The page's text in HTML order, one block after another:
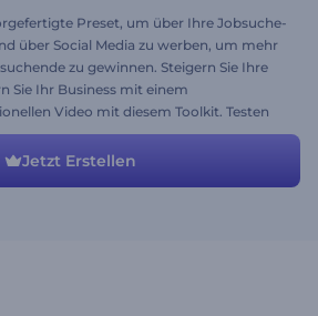
Preset, um über Ihre Jobsuche-
über Social Media zu werben, um mehr
zu gewinnen. Steigern Sie Ihre
Sie Ihr Business mit einem
Video mit diesem Toolkit. Testen
Werbevideo für Unternehmen!
Jetzt Erstellen